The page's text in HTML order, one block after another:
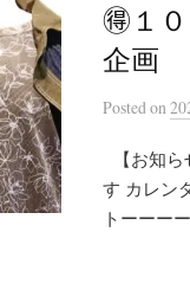
🉐１
企画
Postedon
【お知
す カレン
トーーー